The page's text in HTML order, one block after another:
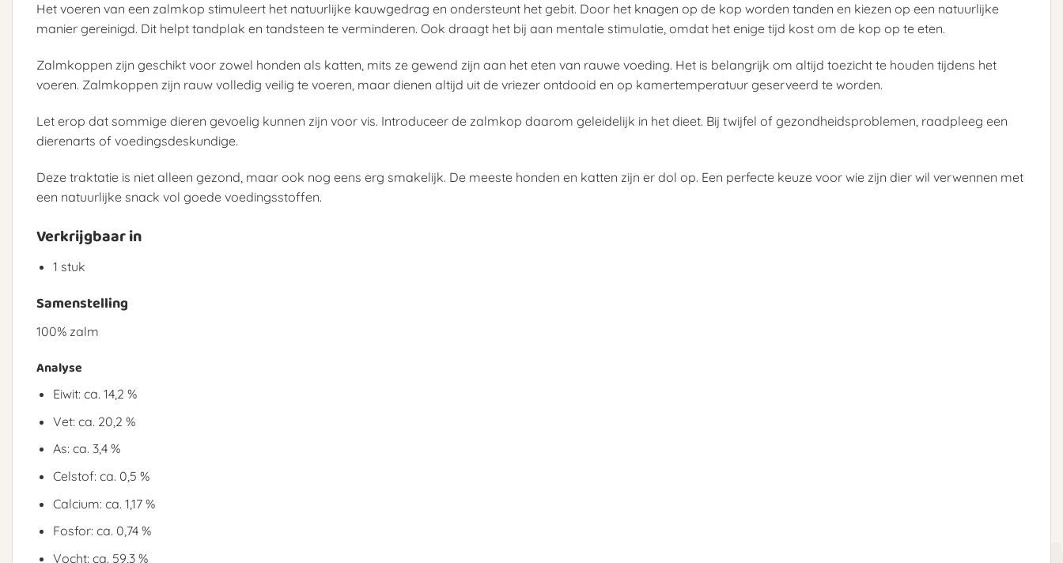
Het voeren van een zalmkop stimuleert het natuurlijke kauwgedrag en ondersteunt het gebit. Door het knagen op de kop worden tanden en kiezen op een natuurlijke
manier gereinigd. Dit helpt tandplak en tandsteen te verminderen. Ook draagt het bij aan mentale stimulatie, omdat het enige tijd kost om de kop op te eten.
Zalmkoppen zijn geschikt voor zowel honden als katten, mits ze gewend zijn aan het eten van rauwe voeding. Het is belangrijk om altijd toezicht te houden tijdens het
voeren. Zalmkoppen zijn rauw volledig veilig te voeren, maar dienen altijd uit de vriezer ontdooid en op kamertemperatuur geserveerd te worden.
Let erop dat sommige dieren gevoelig kunnen zijn voor vis. Introduceer de zalmkop daarom geleidelijk in het dieet. Bij twijfel of gezondheidsproblemen, raadpleeg een
dierenarts of voedingsdeskundige.
Deze traktatie is niet alleen gezond, maar ook nog eens erg smakelijk. De meeste honden en katten zijn er dol op. Een perfecte keuze voor wie zijn dier wil verwennen met
een natuurlijke snack vol goede voedingsstoffen.
Verkrijgbaar in
1 stuk
Samenstelling
100% zalm
Analyse
Eiwit: ca. 14,2 %
Vet: ca. 20,2 %
As: ca. 3,4 %
Celstof: ca. 0,5 %
Calcium: ca. 1,17 %
Fosfor: ca. 0,74 %
Vocht: ca. 59,3 %